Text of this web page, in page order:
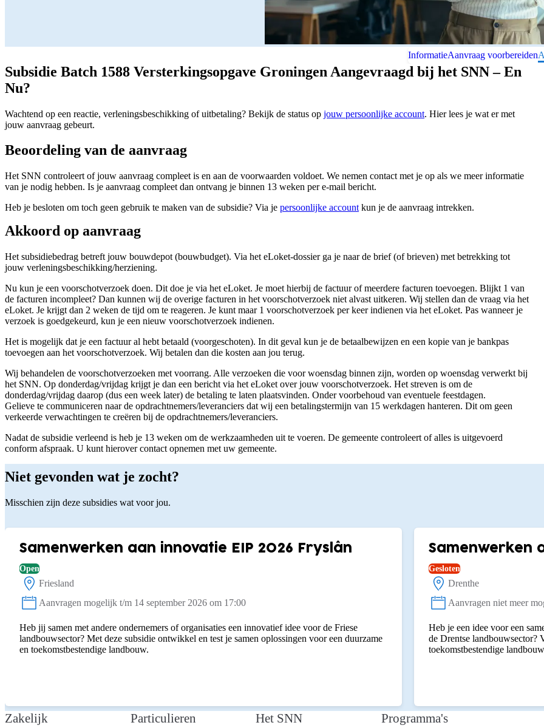
InformatieAanvraag voorbereiden
Subsidie Batch 1588 Versterkingsopgave Groningen Aangevraagd bij het SNN – En
Nu?
Wachtend op een reactie, verleningsbeschikking of uitbetaling? Bekijk de status op jouw persoonlijke account. Hier lees je wat er met
jouw aanvraag gebeurt.
Beoordeling van de aanvraag
Het SNN controleert of jouw aanvraag compleet is en aan de voorwaarden voldoet. We nemen contact met je op als we meer informatie
van je nodig hebben. Is je aanvraag compleet dan ontvang je binnen 13 weken per e-mail bericht.
Heb je besloten om toch geen gebruik te maken van de subsidie? Via je persoonlijke account kun je de aanvraag intrekken.
Akkoord op aanvraag
Het subsidiebedrag betreft jouw bouwdepot (bouwbudget). Via het eLoket-dossier ga je naar de brief (of brieven) met betrekking tot
jouw verleningsbeschikking/herziening.
Nu kun je een voorschotverzoek doen. Dit doe je via het eLoket. Je moet hierbij de factuur of meerdere facturen toevoegen. Blijkt 1 van
de facturen incompleet? Dan kunnen wij de overige facturen in het voorschotverzoek niet alvast uitkeren. Wij stellen dan de vraag via het
eLoket. Je krijgt dan 2 weken de tijd om te reageren. Je kunt maar 1 voorschotverzoek per keer indienen via het eLoket. Pas wanneer je
verzoek is goedgekeurd, kun je een nieuw voorschotverzoek indienen.
Het is mogelijk dat je een factuur al hebt betaald (voorgeschoten). In dit geval kun je de betaalbewijzen en een kopie van je bankpas
toevoegen aan het voorschotverzoek. Wij betalen dan die kosten aan jou terug.
Wij behandelen de voorschotverzoeken met voorrang. Alle verzoeken die voor woensdag binnen zijn, worden op woensdag verwerkt bij
het SNN. Op donderdag/vrijdag krijgt je dan een bericht via het eLoket over jouw voorschotverzoek. Het streven is om de
donderdag/vrijdag daarop (dus een week later) de betaling te laten plaatsvinden. Onder voorbehoud van eventuele feestdagen.
Gelieve te communiceren naar de opdrachtnemers/leveranciers dat wij een betalingstermijn van 15 werkdagen hanteren. Dit om geen
verkeerde verwachtingen te creëren bij de opdrachtnemers/leveranciers.
Nadat de subsidie verleend is heb je 13 weken om de werkzaamheden uit te voeren. De gemeente controleert of alles is uitgevoerd
conform afspraak. U kunt hierover contact opnemen met uw gemeente.
Niet gevonden wat je zocht?
Misschien zijn deze subsidies wat voor jou.
Samenwerken aan innovatie EIP 2026 Fryslân
Open
Locatie:
Friesland
Status:
Aanvragen mogelijk t/m 14 september 2026 om 17:00
Heb jij samen met andere ondernemers of organisaties een innovatief idee voor de Friese
landbouwsector? Met deze subsidie ontwikkel en test je samen oplossingen voor een duurzame
en toekomstbestendige landbouw.
Samenwerken
Gesloten
Locatie:
Drenthe
Status:
Aanvragen niet meer
Heb je een idee voor een
de Drentse landbouwsector?
toekomstbestendige
Zakelijk Particulieren Het SNN Programma's